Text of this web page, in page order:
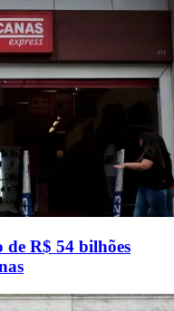
de R$ 54 bilhões